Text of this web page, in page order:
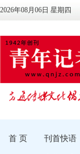
2026年08月06日 星期四
首 页 刊首快语